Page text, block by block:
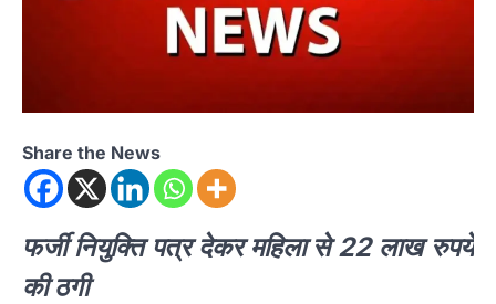
Share the News
फर्जी नियुक्ति पत्र देकर महिला से 22 लाख रुपये
की ठगी